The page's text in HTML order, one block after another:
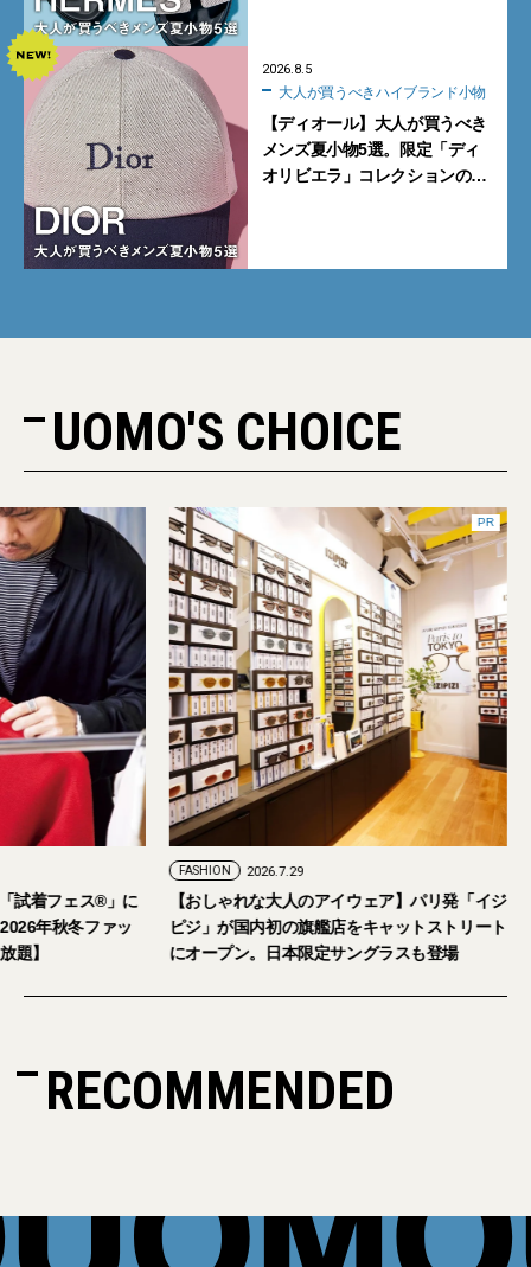
2026.8.5
大人が買うべきハイブランド小物
【ディオール】大人が買うべき
メンズ夏小物5選。限定「ディ
オリビエラ」コレクションの
UOMO'S CHOICE
2026年9月5日・6日開催。「試着フェス®︎」に
読者の皆さまをご招待。【2026年秋冬ファッ
ション＆美容アイテム試し放題】
【おしゃれな大人
ピジ」が国内初の
にオープン。日本
RECOMMENDED